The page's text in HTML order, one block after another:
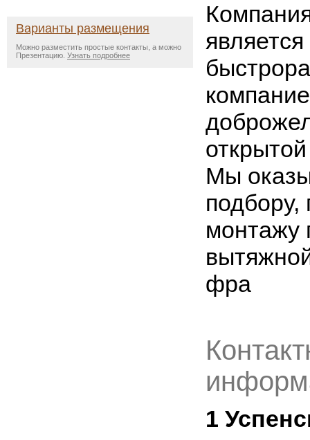
Варианты размещения
Можно разместить простые контакты, а можно
Презентацию. Узнать подробнее
Мы
монтажу
фра
1